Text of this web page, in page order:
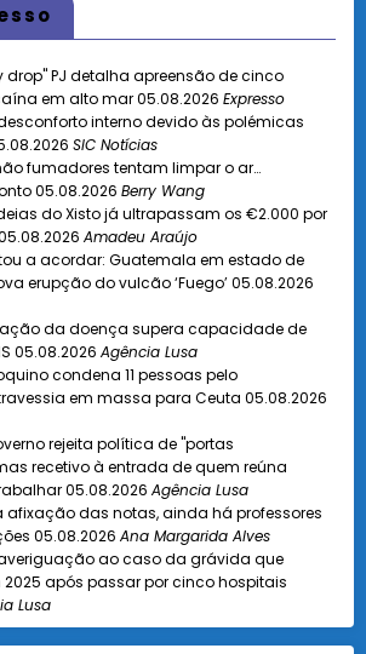
drop" PJ detalha apreensão de cinco
em alto mar05.08.2026 Expresso
interno devido às polémicas
SIC Notícias
fumadores tentam limpar o ar…
05.08.2026 Berry Wang
do Xisto já ultrapassam os €2.000 por
Amadeu Araújo
a acordar: Guatemala em estado de
erupção do vulcão ‘Fuego’05.08.2026
da doença supera capacidade de
05.08.2026 Agência Lusa
condena 11 pessoas pelo
em massa para Ceuta 05.08.2026
rejeita política de "portas
recetivo à entrada de quem reúna
05.08.2026 Agência Lusa
afixação das notas, ainda há professores
05.08.2026 Ana Margarida Alves
ao caso da grávida que
2025 após passar por cinco hospitais
Lusa